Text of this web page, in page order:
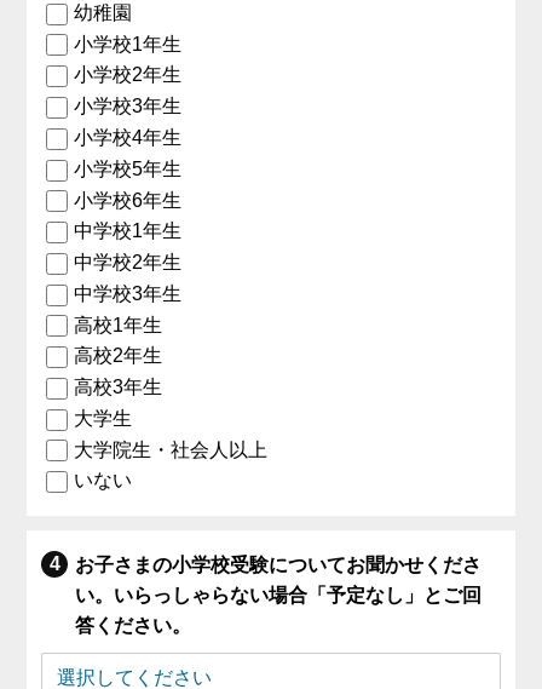
幼稚園
小学校1年生
小学校2年生
小学校3年生
小学校4年生
小学校5年生
小学校6年生
中学校1年生
中学校2年生
中学校3年生
高校1年生
高校2年生
高校3年生
大学生
大学院生・社会人以上
いない
お子さまの小学校受験についてお聞かせくださ
い。いらっしゃらない場合「予定なし」とご回
答ください。